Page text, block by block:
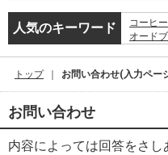
人気のキーワード コーヒー
オード
トップ お問い合わせ(入力ペー
お問い合わせ
内容によっては回答をさ